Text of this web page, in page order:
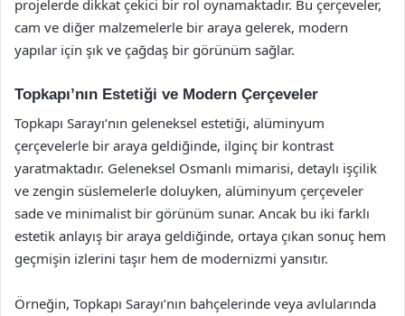
projelerde dikkat çekici bir rol oynamaktadır. Bu çerçeveler,
cam ve diğer malzemelerle bir araya gelerek, modern
yapılar için şık ve çağdaş bir görünüm sağlar.
Topkapı’nın Estetiği ve Modern Çerçeveler
Topkapı Sarayı’nın geleneksel estetiği, alüminyum
çerçevelerle bir araya geldiğinde, ilginç bir kontrast
yaratmaktadır. Geleneksel Osmanlı mimarisi, detaylı işçilik
ve zengin süslemelerle doluyken, alüminyum çerçeveler
sade ve minimalist bir görünüm sunar. Ancak bu iki farklı
estetik anlayış bir araya geldiğinde, ortaya çıkan sonuç hem
geçmişin izlerini taşır hem de modernizmi yansıtır.
Örneğin, Topkapı Sarayı’nın bahçelerinde veya avlularında